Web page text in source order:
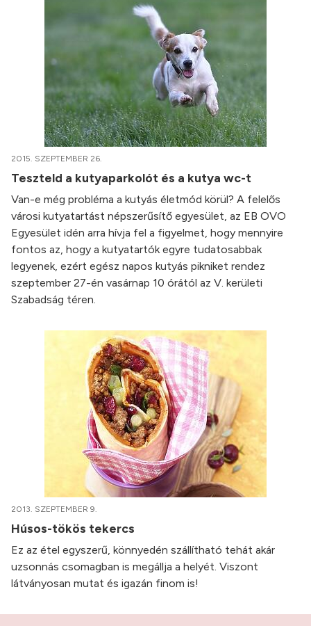
2015. SZEPTEMBER 26.
Teszteld a kutyaparkolót és a kutya wc-t
Van-e még probléma a kutyás életmód körül? A felelős
városi kutyatartást népszerűsítő egyesület, az EB OVO
Egyesület idén arra hívja fel a figyelmet, hogy mennyire
fontos az, hogy a kutyatartók egyre tudatosabbak
legyenek, ezért egész napos kutyás pikniket rendez
szeptember 27-én vasárnap 10 órától az V. kerületi
Szabadság téren.
2013. SZEPTEMBER 9.
Húsos-tökös tekercs
Ez az étel egyszerű, könnyedén szállítható tehát akár
uzsonnás csomagban is megállja a helyét. Viszont
látványosan mutat és igazán finom is!